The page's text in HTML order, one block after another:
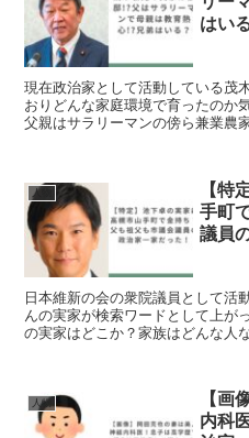
はい
現在政治家として活動している茂
おりどんな家庭環境で育ったのか
父親はサラリーマンの傍ら兼業農
人物
【特
手町
議員
日本維新の会の衆院議員として活
んの実家が検索ワードとして上が
の実家はどこか？家族はどんな人
人物
【画
内科